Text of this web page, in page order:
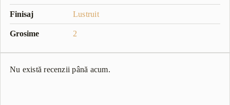
Finisaj Lustruit
Grosime 2
Nu există recenzii până acum.